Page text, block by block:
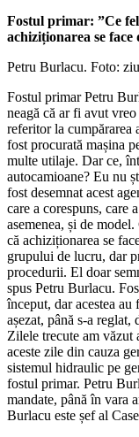
Fostul primar: ”Ce
achiziționarea se
Petru Burlacu. Foto:
Fostul primar Petru
neagă că ar fi avut
referitor la cumpărarea
fost procurată mașina
multe utilaje. Dar ce,
autocamioane? Eu nu
fost desemnat acest
care a corespuns, care
asemenea, și de
că achiziționarea se
grupului de lucru, dar
procedurii. El doar
spus Petru Burlacu.
început, dar acestea au
așezat, până s-a
Zilele trecute am văzut
aceste zile din cauza
sistemul hidraulic pe
fostul primar. Petru
mandate, până în vara
Burlacu este șef al